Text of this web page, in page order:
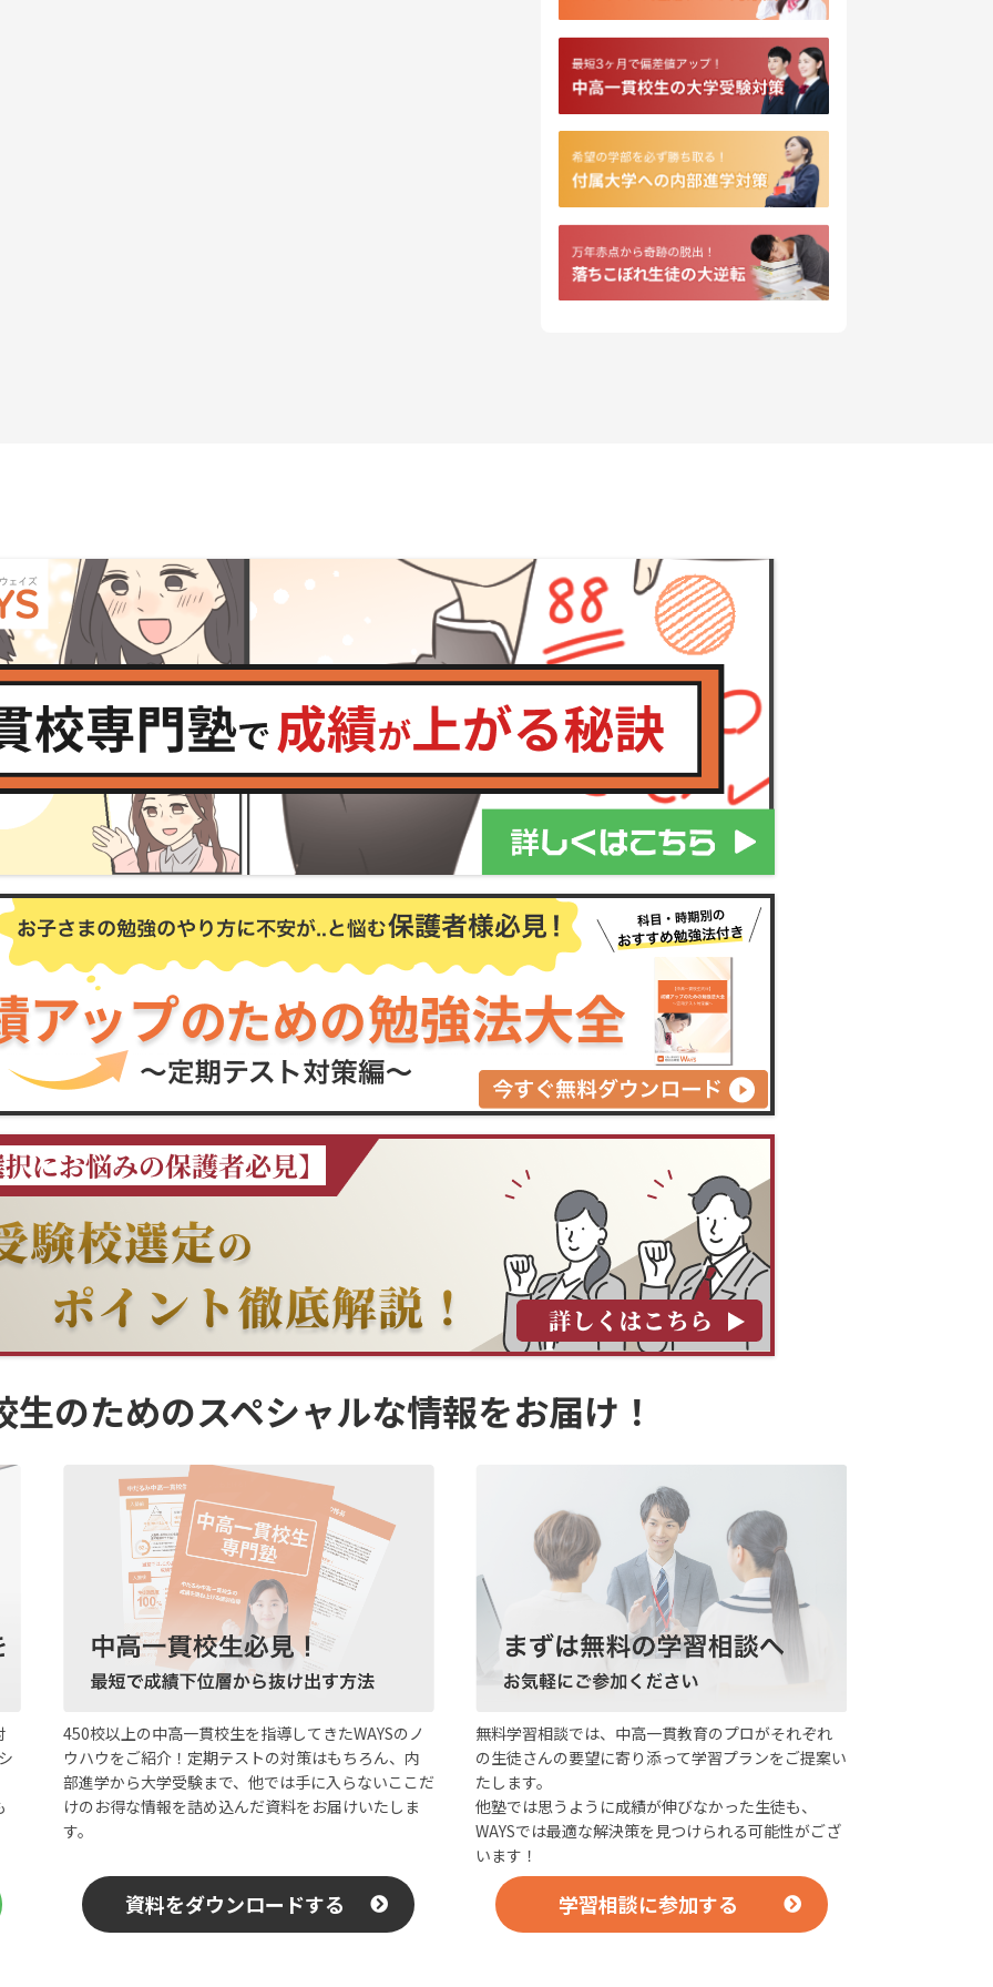
生のためのスペシャルな情報をお届け！
450校以上の中高一貫校生を指導してきたWAYSのノ
ウハウをご紹介！定期テストの対策はもちろん、内
部進学から大学受験まで、他では手に入らないここだ
けのお得な情報を詰め込んだ資料をお届けいたしま
す。
資料をダウンロードする
無料学習相談では、中高一貫教育のプロがそれぞれ
の生徒さんの要望に寄り添って学習プランをご提案い
たします。
他塾では思うように成績が伸びなかった生徒も、
WAYSでは最適な解決策を見つけられる可能性がござ
います！
学習相談に参加する